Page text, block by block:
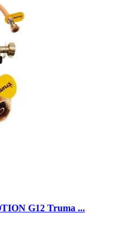
G12 Truma ...